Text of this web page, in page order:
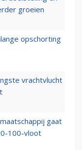
groeien
opschorting
vrachtvlucht
gaat
100-vloot